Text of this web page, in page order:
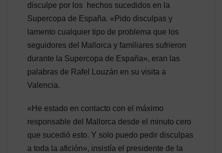
disculpe por los hechos sucedidos en la
Supercopa de España. «Pido disculpas y
lamento cualquier tipo de problema que los
seguidores del Mallorca y familiares sufrieron
durante la Supercopa de España», eran las
palabras de Rafel Louzán en su visita a
Valencia.
«He estado en contacto con el máximo
responsable del Mallorca desde el minuto cero
que sucedió esto. Y solo puedo pedir disculpas
a toda la afición», insistía el presidente de la